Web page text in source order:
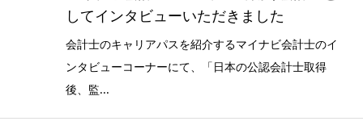
してインタビューいただきました
会計士のキャリアパスを紹介するマイナビ会計士のイ
ンタビューコーナーにて、「日本の公認会計士取得
後、監...